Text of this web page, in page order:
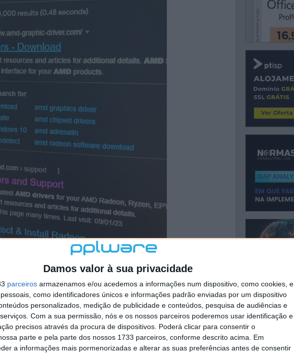
Damos valor à sua privacidade
parceiros armazenamos e/ou acedemos a informações num dispositivo, como cookies, e
como identificadores únicos e informações padrão enviadas por um dispositivo
personalizados, medição de publicidade e conteúdos, pesquisa de audiências e
Com a sua permissão, nós e os nossos parceiros poderemos usar identificação e
precisos através da procura de dispositivos. Poderá clicar para consentir o
parte e pela parte dos nossos 1733 parceiros, conforme descrito acima. Em
a informações mais pormenorizadas e alterar as suas preferências antes de consentir
existe e que, assim que acede, o utilizador é
executável suspeito, o qual promete os drivers
da AMD.
determinados detalhes duvidosos destas e de
está mesmo naqueles utilizadores menos
nos primeiros resultados das pesquisas.